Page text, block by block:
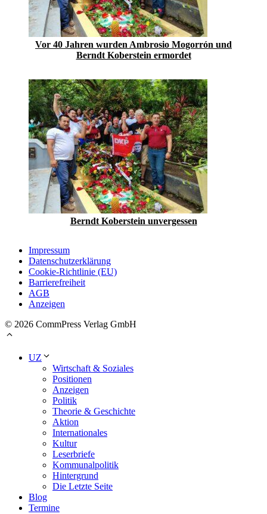
Vor 40 Jahren wurden Ambrosio Mogorrón und
Berndt Koberstein ermordet
Berndt Koberstein unvergessen
Impressum
Datenschutzerklärung
Cookie-Richtlinie (EU)
Barrierefreiheit
AGB
Anzeigen
© 2026 CommPress Verlag GmbH
UZ
Wirtschaft & Soziales
Positionen
Anzeigen
Politik
Theorie & Geschichte
Aktion
Internationales
Kultur
Leserbriefe
Kommunalpolitik
Hintergrund
Die Letzte Seite
Blog
Termine